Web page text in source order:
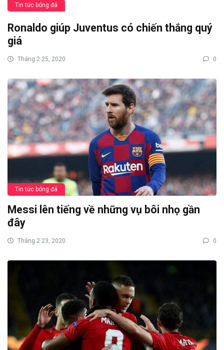
Tin tức bóng đá
Ronaldo giúp Juventus có chiến thắng quý
giá
Tháng 2 25, 2020 0
Tin tức bóng đá
Messi lên tiếng về những vụ bôi nhọ gần
đây
Tháng 2 23, 2020 0